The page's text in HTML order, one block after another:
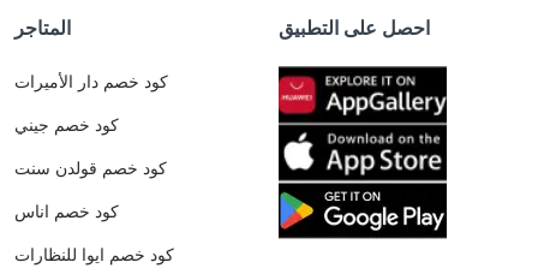
المتاجر
كود خصم دار الأميرات
كود خصم جيني
كود خصم قولدن سنت
كود خصم اناس
كود خصم ايوا للنظارات
احصل على التطبيق